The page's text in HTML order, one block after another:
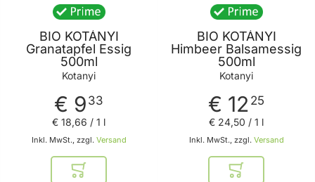
BIO KOTÁNYI
Granatapfel Essig
500ml
Kotanyi
€ 9 33
Inkl. MwSt., zzgl. Versand
€ 18,66 / 1 l
In den Warenkorb
BIO KOTÁNYI
Himbeer Balsamessig
500ml
Kotanyi
€ 12 25
Inkl. MwSt., zzgl. Versand
€ 24,50 / 1 l
In den